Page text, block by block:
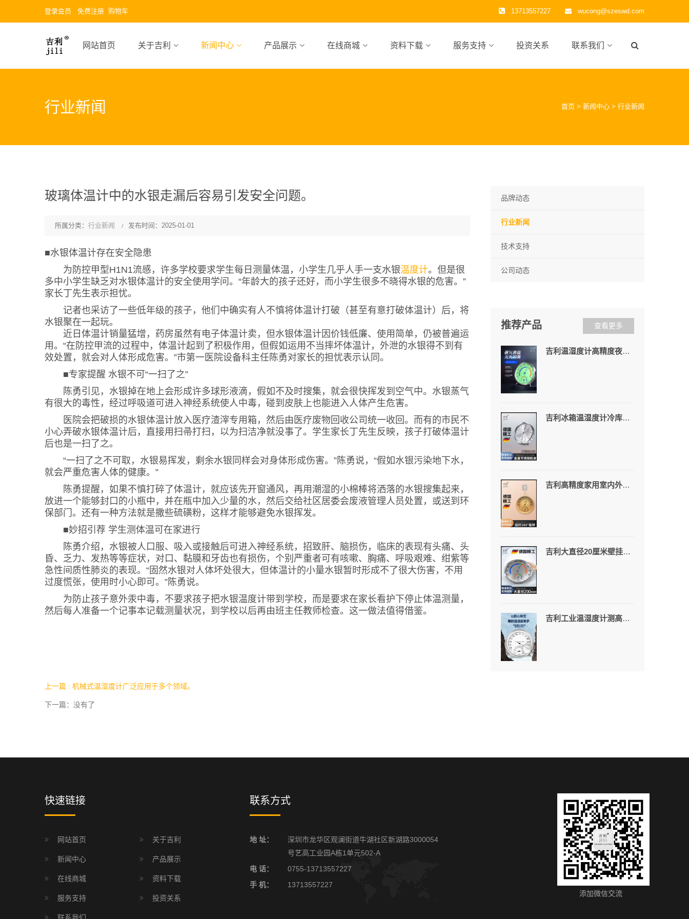
登录会员 免费注册 购物车 13713557227 wucong@szeswd.com
网站首页 关于吉利 新闻中心 产品展示 在线商城 资料下载 服务支持 投资关系 联系我们
行业新闻 首页 > 新闻中心 > 行业新闻
玻璃体温计中的水银走漏后容易引发安全问题。
所属分类： 行业新闻 发布时间：2025-01-01
■水银体温计存在安全隐患
为防控甲型H1N1流感，许多学校要求学生每日测量体温，小学生几乎人手一支水银温度计。 但是很
多中小学生缺乏对水银体温计的安全使用学问。“年龄大的孩子还好，而小学生很多不晓得水银的危害。”
家长丁先生表示担忧。
记者也采访了一些低年级的孩子，他们中确实有人不慎将体温计打破（甚至有意打破体温计）后，将
水银聚在一起玩。
近日体温计销量猛增，药房虽然有电子体温计卖，但水银体温计因价钱低廉、使用简单，仍被普遍运
用。“在防控甲流的过程中，体温计起到了积极作用，但假如运用不当摔坏体温计，外泄的水银得不到有
效处置，就会对人体形成危害。”市第一医院设备科主任陈勇对家长的担忧表示认同。
■专家提醒 水银不可“一扫了之”
陈勇引见，水银掉在地上会形成许多球形液滴，假如不及时搜集，就会很快挥发到空气中。水银蒸气
有很大的毒性，经过呼吸道可进入神经系统使人中毒，碰到皮肤上也能进入人体产生危害。
医院会把破损的水银体温计放入医疗渣滓专用箱，然后由医疗废物回收公司统一收回。而有的市民不
小心弄破水银体温计后，直接用扫帚打扫，以为扫洁净就没事了。学生家长丁先生反映，孩子打破体温计
后也是一扫了之。
“一扫了之不可取，水银易挥发，剩余水银同样会对身体形成伤害。”陈勇说，“假如水银污染地下水，
就会严重危害人体的健康。”
陈勇提醒，如果不慎打碎了体温计，就应该先开窗通风，再用潮湿的小棉棒将洒落的水银搜集起来，
放进一个能够封口的小瓶中，并在瓶中加入少量的水，然后交给社区居委会废液管理人员处置，或送到环
保部门。还有一种方法就是撒些硫磺粉，这样才能够避免水银挥发。
■妙招引荐 学生测体温可在家进行
陈勇介绍，水银被人口服、吸入或接触后可进入神经系统，招致肝、脑损伤，临床的表现有头痛、头
昏、乏力、发热等等症状，对口、黏膜和牙齿也有损伤，个别严重者可有咳嗽、胸痛、呼吸艰难、绀紫等
急性间质性肺炎的表现。“固然水银对人体坏处很大，但体温计的小量水银暂时形成不了很大伤害，不用
过度慌张，使用时小心即可。”陈勇说。
为防止孩子意外汞中毒，不要求孩子把水银温度计带到学校，而是要求在家长看护下停止体温测量，
然后每人准备一个记事本记载测量状况，到学校以后再由班主任教师检查。这一做法值得借鉴。
上一篇 : 机械式温湿度计广泛应用于多个领域。
下一篇：没有了
品牌动态
行业新闻
技术支持
公司动态
推荐产品 查看更多
吉利温湿度计高精度夜光家用室内外壁挂温湿度计工业婴儿房机械式
吉利冰箱温湿度计冷库冰柜阴凉柜专用家用冰箱冷链车药店医院
吉利高精度家用室内外温湿度计壁挂式铝合金机身机械式仓库专用
吉利大直径20厘米壁挂温湿度计仓库机房车间大棚高精度机械式干湿计
吉利工业温湿度计测高温120度桑拿房发酵箱仓库车间机房壁挂湿度计JL127高温版
快速链接
网站首页 关于吉利
新闻中心 产品展示
在线商城 资料下载
服务支持 投资关系
联系方式
地 址：
深圳市龙华区观澜街道牛湖社区新湖路3000054
号艺高工业园A栋1单元502-A
电 话：
0755-13713557227
手 机：
13713557227
添加微信交流